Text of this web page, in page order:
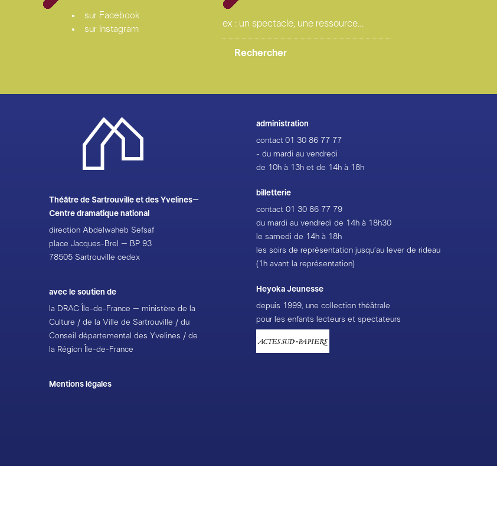
sur Facebook
sur Instagram
Théâtre de Sartrouville et des Yvelines–
Centre dramatique national
direction Abdelwaheb Sefsaf
place Jacques-Brel – BP 93
78505 Sartrouville cedex
avec le soutien de
la DRAC Île-de-France – ministère de la
Culture / de la Ville de Sartrouville / du
Conseil départemental des Yvelines / de
la Région Île-de-France
Mentions légales
administration
contact 01 30 86 77 77
- du mardi au vendredi
de 10h à 13h et de 14h à 18h
billetterie
contact 01 30 86 77 79
du mardi au vendredi de 14h à 18h30
le samedi de 14h à 18h
les soirs de représentation jusqu’au lever de rideau
(1h avant la représentation)
Heyoka Jeunesse
depuis 1999, une collection théâtrale
pour les enfants lecteurs et spectateurs